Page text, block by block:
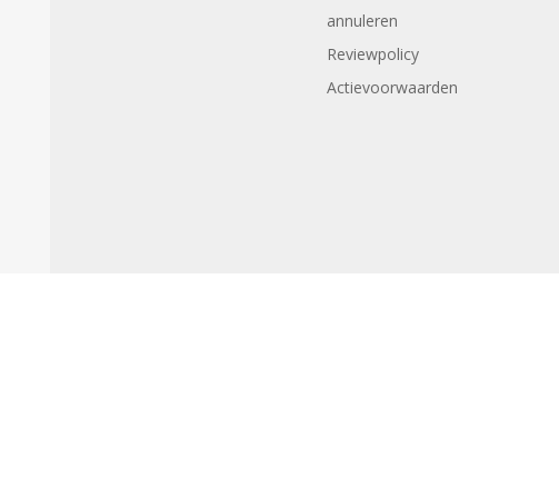
annuleren
Reviewpolicy
Actievoorwaarden